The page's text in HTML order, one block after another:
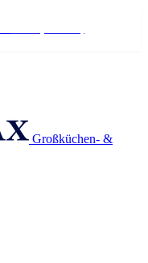
Großküchen- &